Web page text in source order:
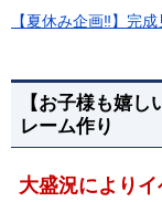
【夏休み企画‼】完
【お子様も嬉
レーム作り
大盛況により